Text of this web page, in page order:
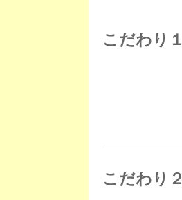
こだわり１
こだわり２